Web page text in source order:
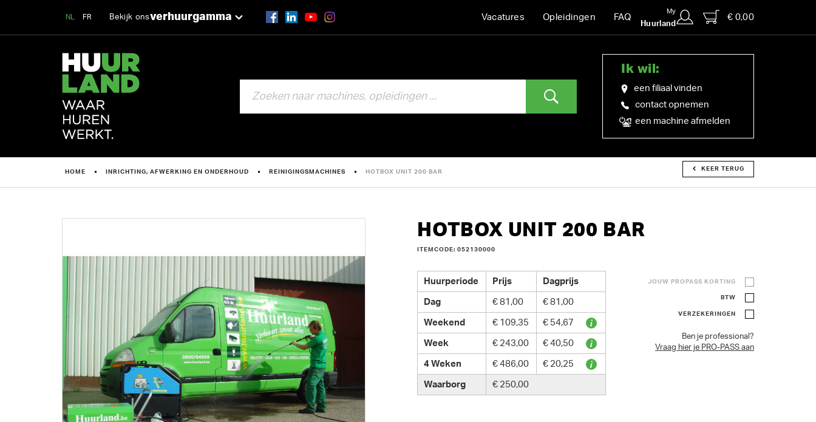
NL FR Bekijk onsverhuurgamma Vacatures Opleidingen FAQ
My
Huurland
€ 0,00
Ik wil:
een filiaal vinden
contact opnemen
een machine afmelden
HOME INRICHTING, AFWERKING EN ONDERHOUD REINIGINGSMACHINES HOTBOX UNIT 200 BAR KEER TERUG
HOTBOX UNIT 200 BAR
ITEMCODE: 052130000
Huurperiode Prijs Dagprijs
Dag € 81,00 € 81,00
Weekend € 109,35 € 54,67
Week € 243,00 € 40,50
4 Weken € 486,00 € 20,25
Waarborg € 250,00
JOUW PROPASS KORTING
BTW
VERZEKERINGEN
Ben je professional?
Vraag hier je PRO-PASS aan